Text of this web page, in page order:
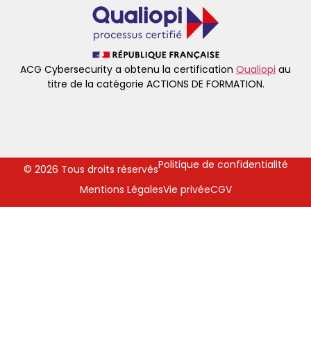
ACG Cybersecurity a obtenu la certification Qualiopi au
titre de la catégorie ACTIONS DE FORMATION.
© 2026 Tous droits réservés
CGV
Politique de confidentialité
Mentions LégalesVie privée